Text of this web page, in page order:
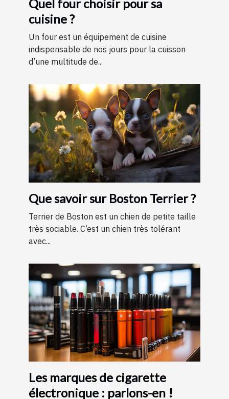
Quel four choisir pour sa
cuisine ?
Un four est un équipement de cuisine
indispensable de nos jours pour la cuisson
d’une multitude de...
Que savoir sur Boston Terrier ?
Terrier de Boston est un chien de petite taille
très sociable. C’est un chien très tolérant
avec...
Les marques de cigarette
électronique : parlons-en !